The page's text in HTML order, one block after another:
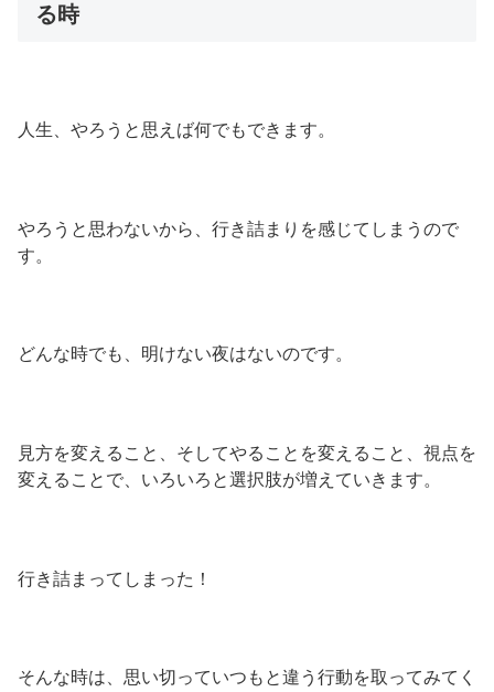
る時
人生、やろうと思えば何でもできます。
やろうと思わないから、行き詰まりを感じてしまうので
す。
どんな時でも、明けない夜はないのです。
見方を変えること、そしてやることを変えること、視点を
変えることで、いろいろと選択肢が増えていきます。
行き詰まってしまった！
そんな時は、思い切っていつもと違う行動を取ってみてく